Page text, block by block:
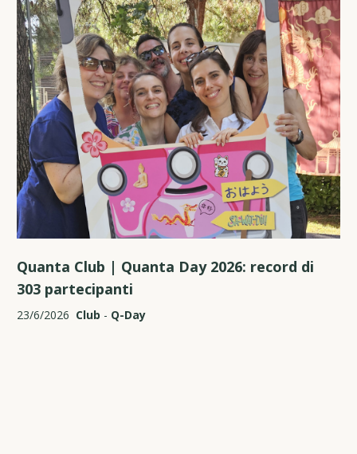
Quanta Club | Quanta Day 2026: record di
303 partecipanti
23/6/2026 Club - Q-Day